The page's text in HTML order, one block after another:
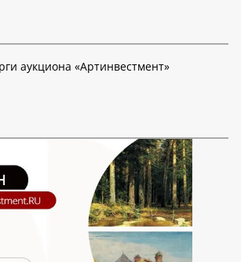
аукциона «Артинвестмент»